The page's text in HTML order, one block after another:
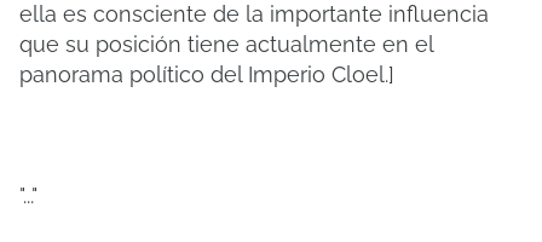
ella es consciente de la importante influencia
que su posición tiene actualmente en el
panorama político del Imperio Cloel.]
"..."